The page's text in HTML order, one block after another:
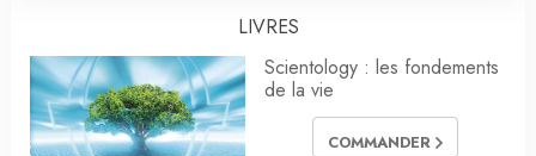
LIVRES
Scientology : les fondements
de la vie
COMMANDER